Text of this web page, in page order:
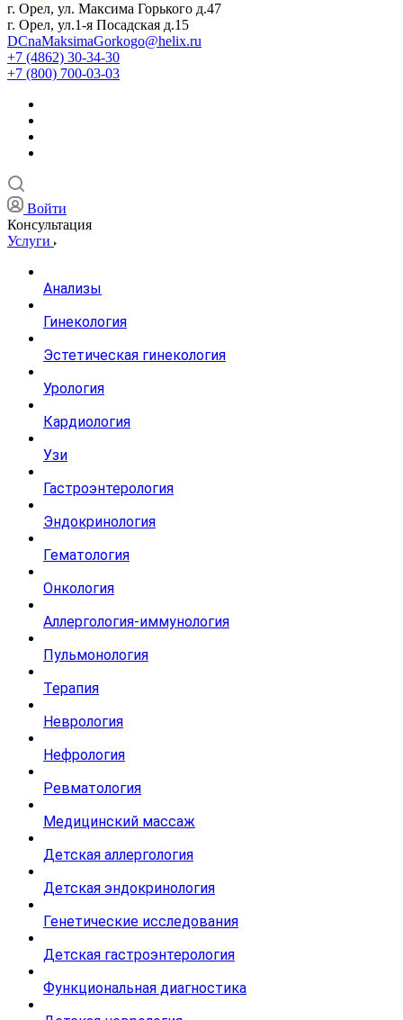
г. Орел, ул. Максима Горького д.47
г. Орел, ул.1-я Посадская д.15
DCnaMaksimaGorkogo@helix.ru
+7 (4862) 30-34-30
+7 (800) 700-03-03
Войти
Консультация
Услуги
Анализы
Гинекология
Эстетическая гинекология
Урология
Кардиология
Узи
Гастроэнтерология
Эндокринология
Гематология
Онкология
Аллергология-иммунология
Пульмонология
Терапия
Неврология
Нефрология
Ревматология
Медицинский массаж
Детская аллергология
Детская эндокринология
Генетические исследования
Детская гастроэнтерология
Функциональная диагностика